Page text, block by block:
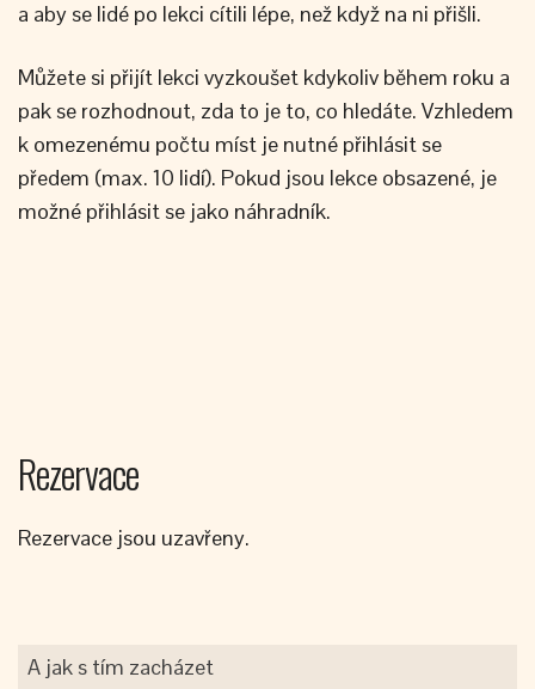
a aby se lidé po lekci cítili lépe, než když na ni přišli.
Můžete si přijít lekci vyzkoušet kdykoliv během roku a
pak se rozhodnout, zda to je to, co hledáte. Vzhledem
k omezenému počtu míst je nutné přihlásit se
předem (max. 10 lidí). Pokud jsou lekce obsazené, je
možné přihlásit se jako náhradník.
Rezervace
Rezervace jsou uzavřeny.
A jak s tím zacházet